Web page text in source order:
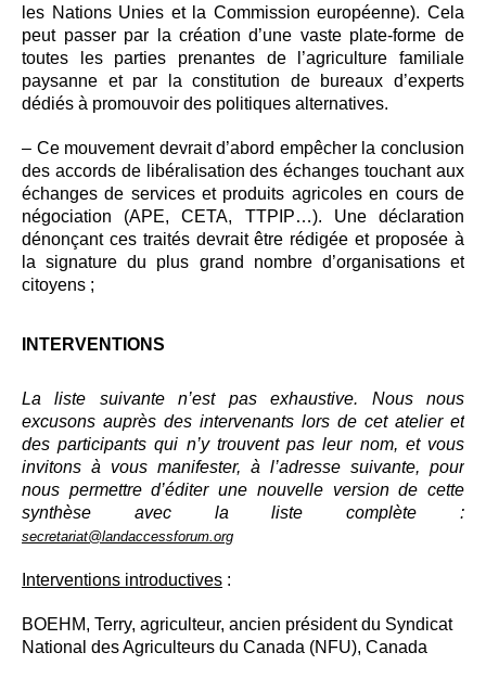
les Nations Unies et la Commission européenne). Cela
peut passer par la création d’une vaste plate-forme de
toutes les parties prenantes de l’agriculture familiale
paysanne et par la constitution de bureaux d’experts
dédiés à promouvoir des politiques alternatives.
– Ce mouvement devrait d’abord empêcher la conclusion
des accords de libéralisation des échanges touchant aux
échanges de services et produits agricoles en cours de
négociation (APE, CETA, TTPIP…). Une déclaration
dénonçant ces traités devrait être rédigée et proposée à
la signature du plus grand nombre d’organisations et
citoyens ;
INTERVENTIONS
La liste suivante n’est pas exhaustive. Nous nous
excusons auprès des intervenants lors de cet atelier et
des participants qui n’y trouvent pas leur nom, et vous
invitons à vous manifester, à l’adresse suivante, pour
nous permettre d’éditer une nouvelle version de cette
synthèse avec la liste complète :
secretariat@landaccessforum.org
Interventions introductives :
BOEHM, Terry, agriculteur, ancien président du Syndicat
National des Agriculteurs du Canada (NFU), Canada